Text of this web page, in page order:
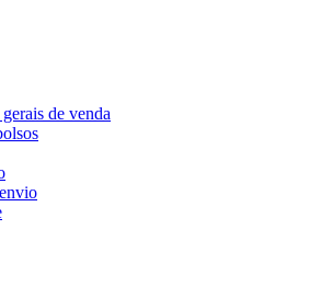
de venda